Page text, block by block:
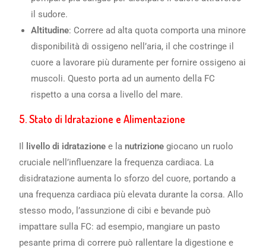
il sudore.
Altitudine: Correre ad alta quota comporta una minore
disponibilità di ossigeno nell’aria, il che costringe il
cuore a lavorare più duramente per fornire ossigeno ai
muscoli. Questo porta ad un aumento della FC
rispetto a una corsa a livello del mare.
5.Stato di Idratazione e Alimentazione
Il livello di idratazione e lanutrizione giocano un ruolo
cruciale nell’influenzare la frequenza cardiaca. La
disidratazione aumenta lo sforzo del cuore, portando a
una frequenza cardiaca più elevata durante la corsa. Allo
stesso modo, l’assunzione di cibi e bevande può
impattare sulla FC: ad esempio, mangiare un pasto
pesante prima di correre può rallentare la digestione e